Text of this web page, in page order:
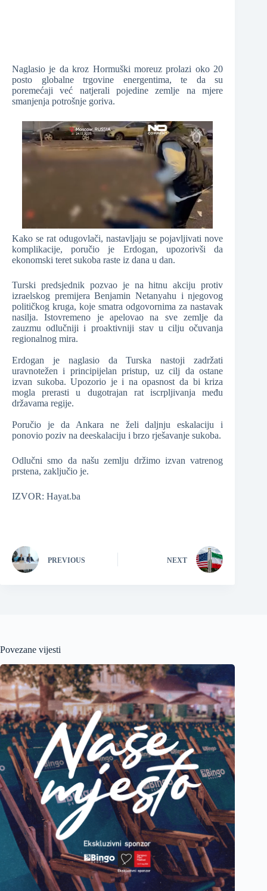
Naglasio je da kroz Hormuški moreuz prolazi oko 20
posto globalne trgovine energentima, te da su
poremećaji već natjerali pojedine zemlje na mjere
smanjenja potrošnje goriva.
Kako se rat odugovlači, nastavljaju se pojavljivati nove
komplikacije, poručio je Erdogan, upozorivši da
ekonomski teret sukoba raste iz dana u dan.
Turski predsjednik pozvao je na hitnu akciju protiv
izraelskog premijera Benjamin Netanyahu i njegovog
političkog kruga, koje smatra odgovornima za nastavak
nasilja. Istovremeno je apelovao na sve zemlje da
zauzmu odlučniji i proaktivniji stav u cilju očuvanja
regionalnog mira.
Erdogan je naglasio da Turska nastoji zadržati
uravnotežen i principijelan pristup, uz cilj da ostane
izvan sukoba. Upozorio je i na opasnost da bi kriza
mogla prerasti u dugotrajan rat iscrpljivanja među
državama regije.
Poručio je da Ankara ne želi daljnju eskalaciju i
ponovio poziv na deeskalaciju i brzo rješavanje sukoba.
Odlučni smo da našu zemlju držimo izvan vatrenog
prstena, zaključio je.
IZVOR: Hayat.ba
PREVIOUS NEXT
Povezane vijesti